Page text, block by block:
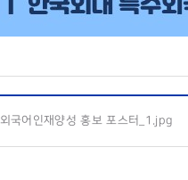
국어인재양성 홍보 포스터_1.jpg